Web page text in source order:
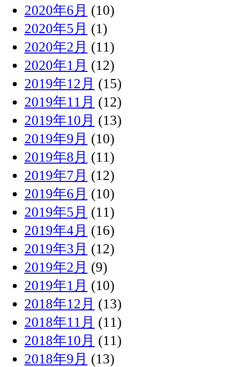
2020年6月 (10)
2020年5月 (1)
2020年2月 (11)
2020年1月 (12)
2019年12月 (15)
2019年11月 (12)
2019年10月 (13)
2019年9月 (10)
2019年8月 (11)
2019年7月 (12)
2019年6月 (10)
2019年5月 (11)
2019年4月 (16)
2019年3月 (12)
2019年2月 (9)
2019年1月 (10)
2018年12月 (13)
2018年11月 (11)
2018年10月 (11)
2018年9月 (13)